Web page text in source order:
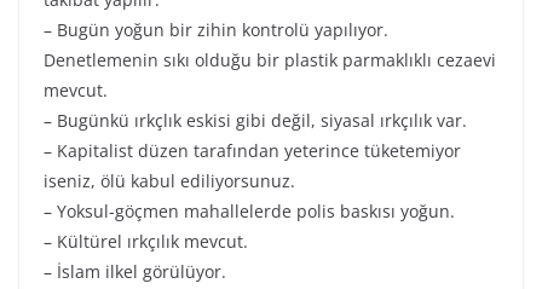
– Bugün yoğun bir zihin kontrolü yapılıyor.
Denetlemenin sıkı olduğu bir plastik parmaklıklı cezaevi
mevcut.
– Bugünkü ırkçlık eskisi gibi değil, siyasal ırkçılık var.
– Kapitalist düzen tarafından yeterince tüketemiyor
iseniz, ölü kabul ediliyorsunuz.
– Yoksul-göçmen mahallelerde polis baskısı yoğun.
– Kültürel ırkçılık mevcut.
– İslam ilkel görülüyor.